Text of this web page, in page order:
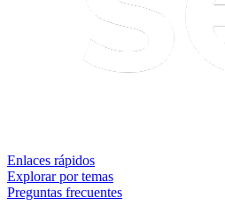
Enlaces rápidos
Explorar por temas
Preguntas frecuentes